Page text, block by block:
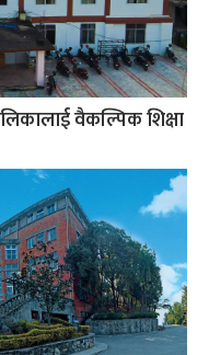
वैकल्पिक शिक्षा